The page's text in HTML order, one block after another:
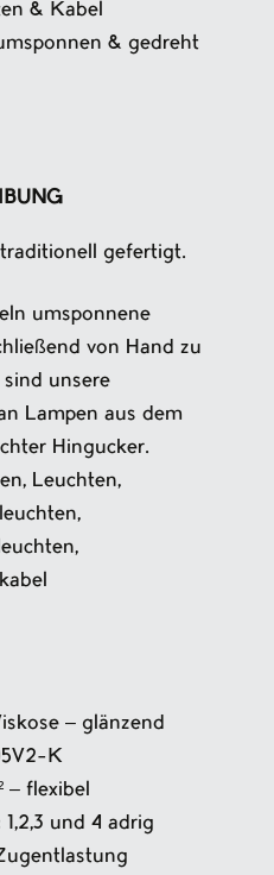
& Kabel
& gedreht
traditionell gefertigt.
umsponnene
von Hand zu
unsere
Lampen aus dem
Hingucker.
Leuchten,
– glänzend
K
– flexibel
und 4 adrig